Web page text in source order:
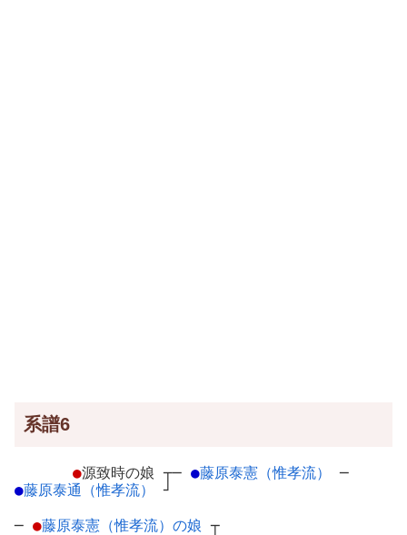
系譜6
●源致時の娘 ┬
●藤原泰通（惟孝流） ┘
─ ●藤原泰憲（惟孝流） ─
─ ●藤原泰憲（惟孝流）の娘 ┬